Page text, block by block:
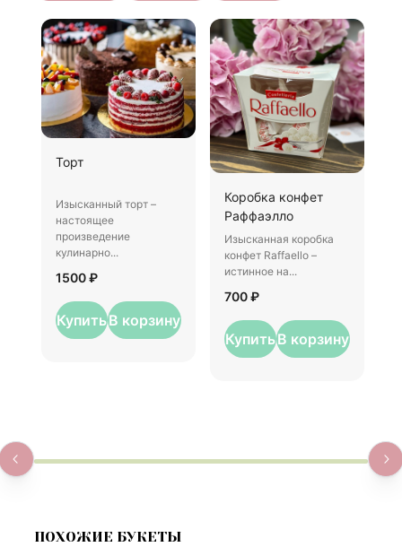
Торт
Изысканный торт –
настоящее
произведение
кулинарно...
1500 ₽
КупитьВ корзину
Коробка конфет
Раффаэлло
Изысканная коробка
конфет Raffaello –
истинное на...
700 ₽
КупитьВ корзину
ПОХОЖИЕ БУКЕТЫ